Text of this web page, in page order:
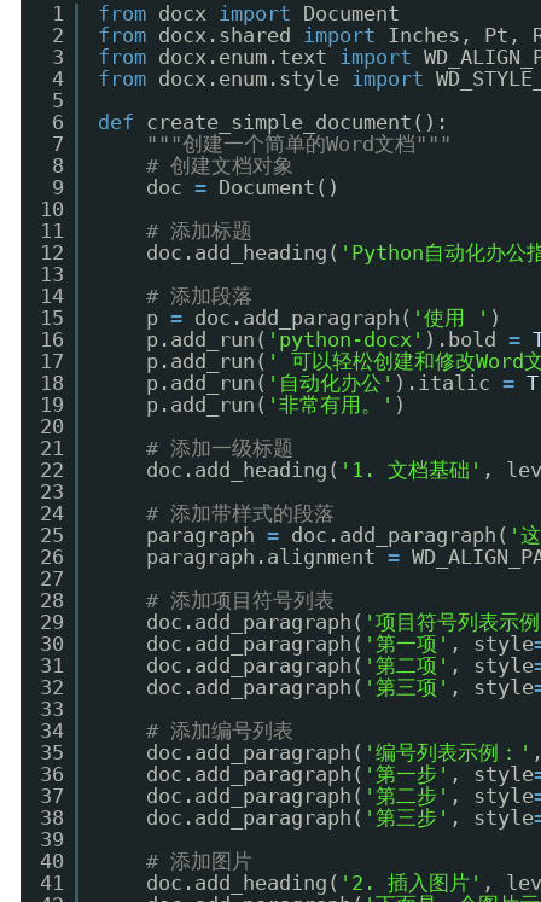
1
2
3
4
5
6
7
8
9
10
11
12
13
14
15
16
17
18
19
20
21
22
23
24
25
26
27
28
29
30
31
32
33
34
35
36
37
38
39
40
41
from docx import
Document
from docx.shared import
Inches, Pt,
from docx.enum.text import
from docx.enum.style import
def
create_simple_document():
"""创建一个简单的Word文档"""
# 创建文档对象
doc = Document()
# 添加标题
doc.add_heading( 'Python自动化办公
# 添加段落
p = doc.add_paragraph( '使用 ' )
p.add_run( 'python-docx' ).bold =
p.add_run( ' 可以轻松创建和修改Word
p.add_run( '自动化办公' ).italic =
p.add_run( '非常有用。' )
# 添加一级标题
doc.add_heading( '1. 文档基础' ,
# 添加带样式的段落
paragraph = doc.add_paragraph( '
paragraph.alignment =
# 添加项目符号列表
doc.add_paragraph( '项目符号列表示
doc.add_paragraph( '第一项' , style
doc.add_paragraph( '第二项' , style
doc.add_paragraph( '第三项' , style
# 添加编号列表
doc.add_paragraph( '编号列表示例：'
doc.add_paragraph( '第一步' , style
doc.add_paragraph( '第二步' , style
doc.add_paragraph( '第三步' , style
# 添加图片
doc.add_heading( '2. 插入图片' ,